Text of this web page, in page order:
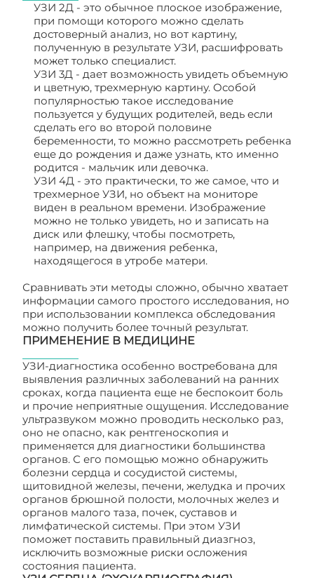
УЗИ 2Д - это обычное плоское изображение,
при помощи которого можно сделать
достоверный анализ, но вот картину,
полученную в результате УЗИ, расшифровать
может только специалист.
УЗИ 3Д - дает возможность увидеть объемную
и цветную, трехмерную картину. Особой
популярностью такое исследование
пользуется у будущих родителей, ведь если
сделать его во второй половине
беременности, то можно рассмотреть ребенка
еще до рождения и даже узнать, кто именно
родится - мальчик или девочка.
УЗИ 4Д - это практически, то же самое, что и
трехмерное УЗИ, но объект на мониторе
виден в реальном времени. Изображение
можно не только увидеть, но и записать на
диск или флешку, чтобы посмотреть,
например, на движения ребенка,
находящегося в утробе матери.
Сравнивать эти методы сложно, обычно хватает
информации самого простого исследования, но
при использовании комплекса обследования
можно получить более точный результат.
ПРИМЕНЕНИЕ В МЕДИЦИНЕ
УЗИ-диагностика особенно востребована для
выявления различных заболеваний на ранних
сроках, когда пациента еще не беспокоит боль
и прочие неприятные ощущения. Исследование
ультразвуком можно проводить несколько раз,
оно не опасно, как рентгеноскопия и
применяется для диагностики большинства
органов. С его помощью можно обнаружить
болезни сердца и сосудистой системы,
щитовидной железы, печени, желудка и прочих
органов брюшной полости, молочных желез и
органов малого таза, почек, суставов и
лимфатической системы. При этом УЗИ
поможет поставить правильный диазгноз,
исключить возможные риски осложения
состояния пациента.